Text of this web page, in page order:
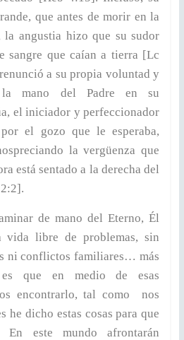
que antes de morir en la
la angustia hizo que su sudor
sangre que caían a tierra [Lc
a su propia voluntad y
la mano del Padre en su
el iniciador y perfeccionador
el gozo que le esperaba,
la vergüenza que
está sentado a la derecha del
de mano del Eterno, Él
vida libre de problemas, sin
ni conflictos familiares… más
que en medio de esas
encontrarlo, tal como nos
he dicho estas cosas para que
este mundo afrontarán